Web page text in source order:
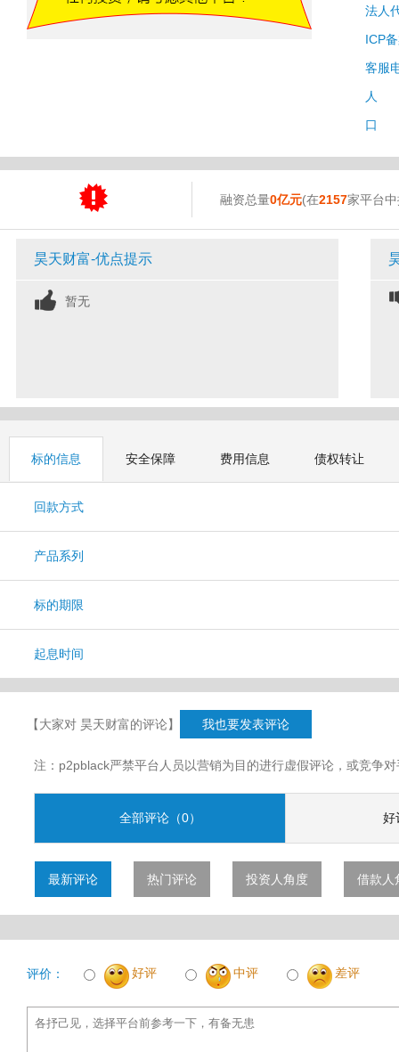
法人
ICP
客服
人
口
融资总量0亿元(在2157家平台
昊天财富-优点提示
暂无
标的信息 安全保障 费用信息 债权转让
回款方式
产品系列
标的期限
起息时间
【大家对 昊天财富的评论】 我也要发表评论
注：p2pblack严禁平台人员以营销为目的进行虚假评论，或竞争
全部评论（0） 好
最新评论 热门评论 投资人角度 借款人
评价： 好评 中评 差评